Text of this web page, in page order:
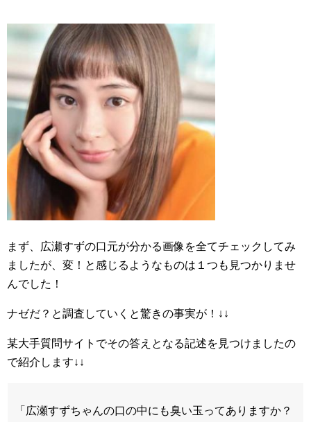
まず、広瀬すずの口元が分かる画像を全てチェックしてみ
ましたが、変！と感じるようなものは１つも見つかりませ
んでした！
ナゼだ？と調査していくと驚きの事実が！↓↓
某大手質問サイトでその答えとなる記述を見つけましたの
で紹介します↓↓
「広瀬すずちゃんの口の中にも臭い玉ってありますか？